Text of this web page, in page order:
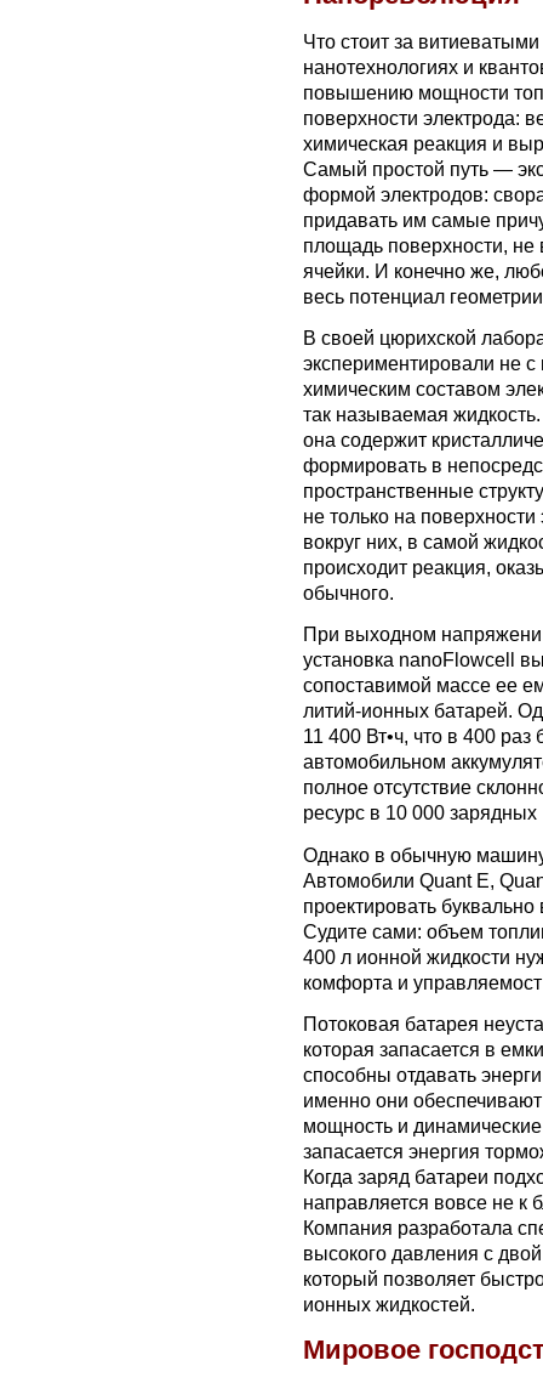
Что стоит за
нанотехнологиях и
повышению мощности
поверхности электрода:
химическая реакция и
Самый простой путь —
формой электродов:
придавать им самые
площадь поверхности,
ячейки. И конечно же,
весь потенциал
В своей цюрихской
экспериментировали не с
химическим составом
так называемая
она содержит
формировать в
пространственные
не только на
вокруг них, в самой
происходит реакция,
обычного.
При выходном
установка nanoFlowcell
сопоставимой массе ее
литий-ионных батарей.
11 400 Вт•ч, что в 400
автомобильном
полное отсутствие
ресурс в 10 000 зарядных
Однако в обычную
Автомобили Quant E,
проектировать буквально
Судите сами: объем
400 л ионной жидкости
комфорта и
Потоковая батарея
которая запасается в
способны отдавать
именно они
мощность и
запасается энергия
Когда заряд батареи
направляется вовсе не к
Компания разработала
высокого давления с
который позволяет
ионных жидкостей.
Мировое